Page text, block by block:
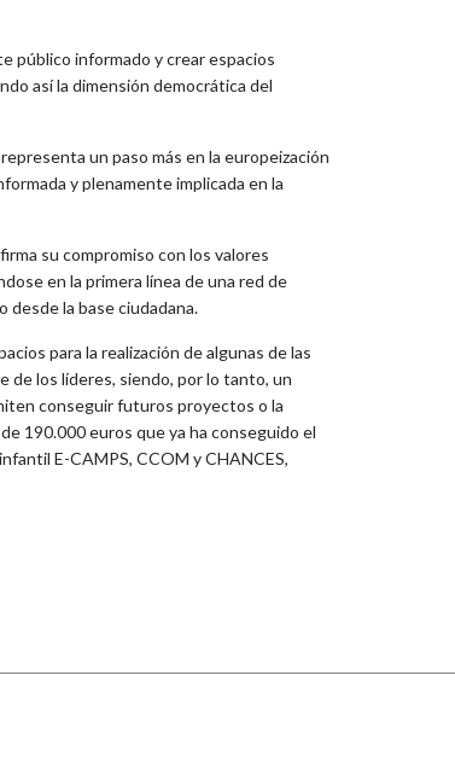
público informado y crear espacios
así la dimensión democrática del
un paso más en la europeización
y plenamente implicada en la
su compromiso con los valores
en la primera línea de una red de
la base ciudadana.
para la realización de algunas de las
de los líderes, siendo, por lo tanto, un
conseguir futuros proyectos o la
190.000 euros que ya ha conseguido el
E-CAMPS, CCOM y CHANCES,